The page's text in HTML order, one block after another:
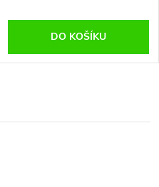
DO KOŠÍKU